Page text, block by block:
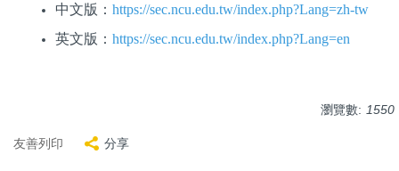
中文版： https://sec.ncu.edu.tw/index.php?Lang=zh-tw
英文版： https://sec.ncu.edu.tw/index.php?Lang=en
瀏覽數: 1550
友善列印 分享